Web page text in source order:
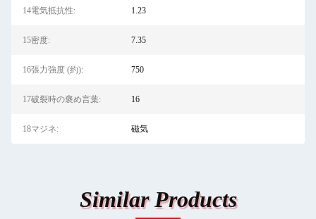
14電気抵抗性: 1.23
15密度: 7.35
16張力強度 (約): 750
17破裂時の褒め言葉: 16
18マジネ: 磁気
Similar Products